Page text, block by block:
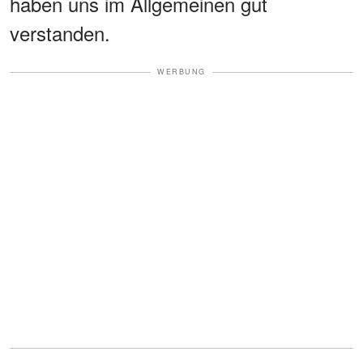
verstanden.
WERBUNG